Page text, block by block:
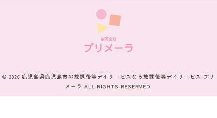
© 2026 鹿児島県鹿児島市の放課後等デイサービスなら放課後等デイサービス プリ
メーラ ALL RIGHTS RESERVED.